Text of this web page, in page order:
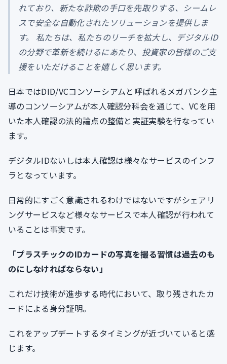
れており、新たな詐欺の手口を先取りする、シームレ
スで安全な自動化されたソリューションを提供しま
す。 私たちは、私たちのリーチを拡大し、デジタルID
の分野で革新を続けるにあたり、投資家の皆様のご支
援をいただけることを嬉しく思います。
日本ではDID/VCコンソーシアムと呼ばれるメガバンク主
導のコンソーシアムが本人確認分科会を通じて、VCを用
いた本人確認の法的論点の整備と実証実験を行なってい
ます。
デジタルIDないしは本人確認は様々なサービスのインフ
ラとなっています。
日常的にすごく意識されるわけではないですがシェアリ
ングサービスなど様々なサービスで本人確認が行われて
いることは事実です。
「プラスチックのIDカードの写真を撮る習慣は過去のも
のにしなければならない」
これだけ技術が進歩する時代において、取り残されたカ
ードによる身分証明。
これをアップデートするタイミングが近づいていると感
じます。